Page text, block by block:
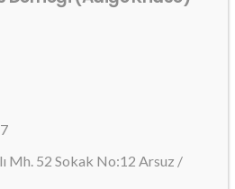
Mh. 52 Sokak No:12 Arsuz /